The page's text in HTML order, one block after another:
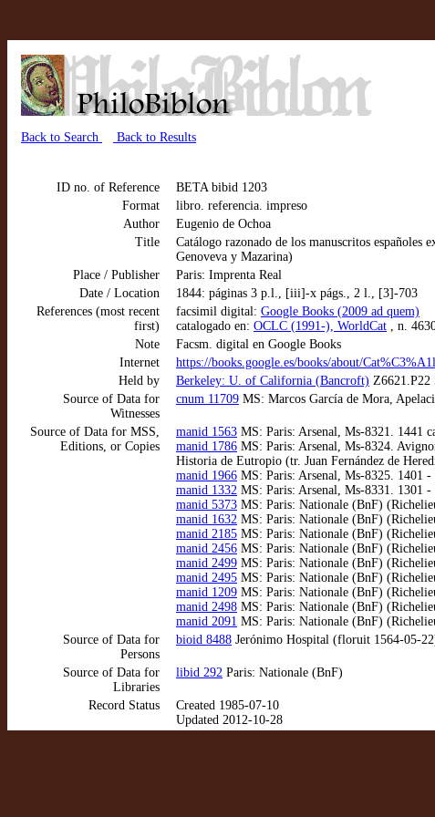
Back to Search Back to Results
ID no. of Reference
BETA bibid 1203
Format
libro. referencia. impreso
Author
Eugenio de Ochoa
Title
Catálogo razonado de los manuscritos españoles
Genoveva y Mazarina)
Place / Publisher
Paris: Imprenta Real
Date / Location
1844: páginas 3 p.l., [iii]-x págs., 2 l., [3]-703
References (most recent
first)
facsimil digital: Google Books (2009 ad quem)
catalogado en: OCLC (1991-), WorldCat , n.
Note
Facsm. digital en Google Books
Internet
https://books.google.es/books/about/
Held by
Berkeley: U. of California (Bancroft) Z6621.P22
Source of Data for
Witnesses
cnum 11709 MS: Marcos García de Mora,
Source of Data for MSS,
Editions, or Copies
manid 1563 MS: Paris: Arsenal, Ms-8321. 1441
manid 1786 MS: Paris: Arsenal, Ms-8324.
Historia de Eutropio (tr. Juan Fernández de
manid 1966 MS: Paris: Arsenal, Ms-8325. 1401
manid 1332 MS: Paris: Arsenal, Ms-8331. 1301
manid 5373 MS: Paris: Nationale (BnF)
manid 1632 MS: Paris: Nationale (BnF)
manid 2185 MS: Paris: Nationale (BnF)
manid 2456 MS: Paris: Nationale (BnF)
manid 2499 MS: Paris: Nationale (BnF)
manid 2495 MS: Paris: Nationale (BnF)
manid 1209 MS: Paris: Nationale (BnF)
manid 2498 MS: Paris: Nationale (BnF)
manid 2091 MS: Paris: Nationale (BnF)
Source of Data for
Persons
bioid 8488 Jerónimo Hospital (floruit 1564-05-
Source of Data for
Libraries
libid 292 Paris: Nationale (BnF)
Record Status
Created 1985-07-10
Updated 2012-10-28